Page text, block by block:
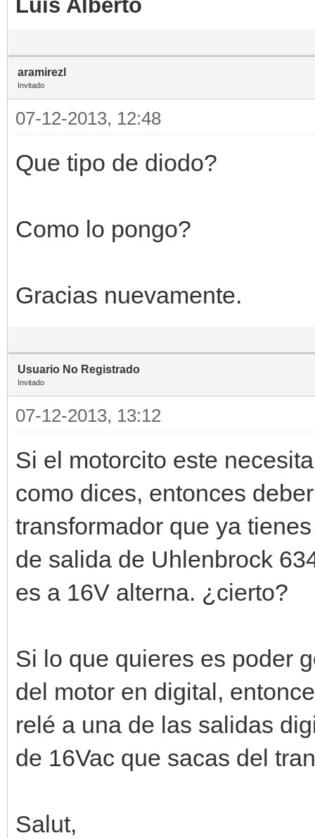
Luis Alberto
aramirezl
Invitado
07-12-2013, 12:48
Que tipo de diodo?
Como lo pongo?
Gracias nuevamente.
Usuario No Registrado
Invitado
07-12-2013, 13:12
Si el motorcito este
como dices, entonces
transformador que ya
de salida de Uhlenbrock
es a 16V alterna. ¿cierto?
Si lo que quieres es poder
del motor en digital,
relé a una de las salidas
de 16Vac que sacas del
Salut,